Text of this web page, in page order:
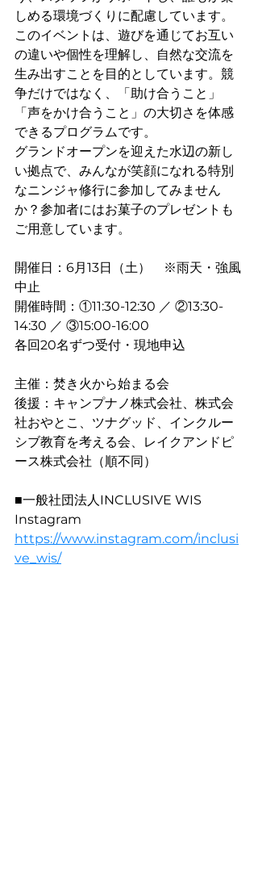
しめる環境づくりに配慮しています。
このイベントは、遊びを通じてお互い
の違いや個性を理解し、自然な交流を
生み出すことを目的としています。競
争だけではなく、「助け合うこと」
「声をかけ合うこと」の大切さを体感
できるプログラムです。
グランドオープンを迎えた水辺の新し
い拠点で、みんなが笑顔になれる特別
なニンジャ修行に参加してみません
か？参加者にはお菓子のプレゼントも
ご用意しています。
開催日：6月13日（土）　※雨天・強風
中止
開催時間：①11:30-12:30 ／ ②13:30-
14:30 ／ ③15:00-16:00
各回20名ずつ受付・現地申込
主催：焚き火から始まる会
後援：キャンプナノ株式会社、株式会
社おやとこ、ツナグッド、インクルー
シブ教育を考える会、レイクアンドピ
ース株式会社（順不同）
■一般社団法人INCLUSIVE WIS
Instagram
https://www.instagram.com/inclusi
ve_wis/